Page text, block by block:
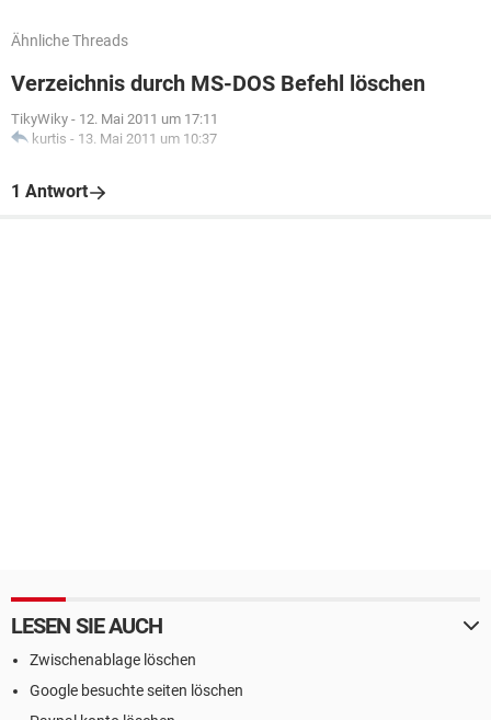
Ähnliche Threads
Verzeichnis durch MS-DOS Befehl löschen
TikyWiky - 12. Mai 2011 um 17:11
kurtis - 13. Mai 2011 um 10:37
1 Antwort
LESEN SIE AUCH
Zwischenablage löschen
Google besuchte seiten löschen